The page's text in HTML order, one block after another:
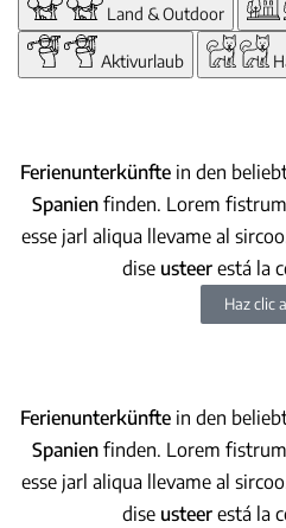
Land & Outdoor
Aktivurlaub
Ferienunterkünftein den
Spanienfinden. Lorem
esse jarl aliqua llevame al
dise usteerestá la
Haz clic
Ferienunterkünftein den
Spanienfinden. Lorem
esse jarl aliqua llevame al
dise usteerestá la